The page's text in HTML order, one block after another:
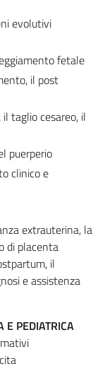
evolutivi
fetale
il post
taglio cesareo, il
puerperio
clinico e
extrauterina, la
di placenta
il
e assistenza
E PEDIATRICA